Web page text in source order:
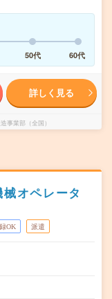
50代 60代
詳しく見る
事業部（全国）
オペレータ
OK 派遣